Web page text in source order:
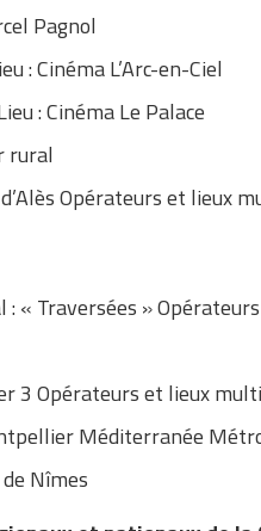
Pagnol
: Cinéma L’Arc-en-Ciel
: Cinéma Le Palace
rural
Opérateurs et lieux
: « Traversées »
3 Opérateurs et lieux
Méditerranée
Nîmes